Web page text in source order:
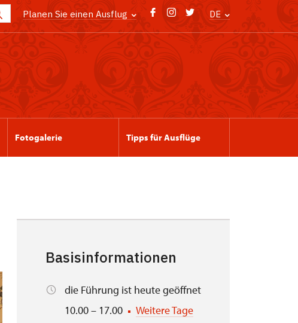
Planen Sie einen Ausflug DE
Fotogalerie Tipps für Ausflüge
Basisinformationen
die Führung ist heute geöffnet
10.00 – 17.00
Weitere Tage